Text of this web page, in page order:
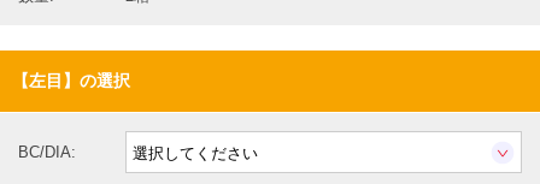
【左目】の選択
BC/DIA: